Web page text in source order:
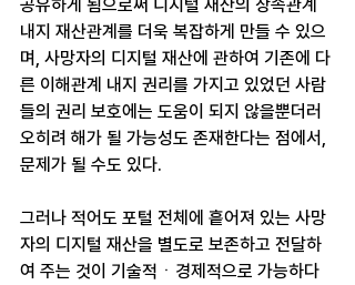
공유하게 됨으로써 디지털 재산의 상속관계
내지 재산관계를 더욱 복잡하게 만들 수 있으
며, 사망자의 디지털 재산에 관하여 기존에 다
른 이해관계 내지 권리를 가지고 있었던 사람
들의 권리 보호에는 도움이 되지 않을뿐더러
오히려 해가 될 가능성도 존재한다는 점에서,
문제가 될 수도 있다.
그러나 적어도 포털 전체에 흩어져 있는 사망
자의 디지털 재산을 별도로 보존하고 전달하
여 주는 것이 기술적ㆍ경제적으로 가능하다